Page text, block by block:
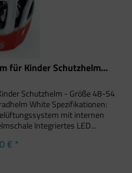
für Kinder Schutzhelm...
Schutzhelm - Größe 48-54
White Spezifikationen:
mit internen
Integriertes LED...
€ *